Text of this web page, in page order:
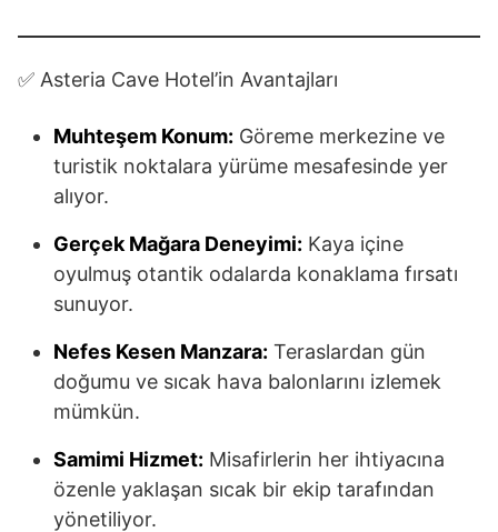
✅ Asteria Cave Hotel’in Avantajları
Muhteşem Konum: Göreme merkezine ve
turistik noktalara yürüme mesafesinde yer
alıyor.
Gerçek Mağara Deneyimi: Kaya içine
oyulmuş otantik odalarda konaklama fırsatı
sunuyor.
Nefes Kesen Manzara: Teraslardan gün
doğumu ve sıcak hava balonlarını izlemek
mümkün.
Samimi Hizmet: Misafirlerin her ihtiyacına
özenle yaklaşan sıcak bir ekip tarafından
yönetiliyor.